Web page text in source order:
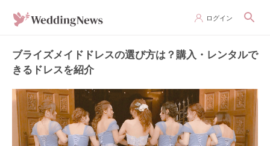
ログイン
ブライズメイドドレスの選び方は？購入・レンタルで
きるドレスを紹介